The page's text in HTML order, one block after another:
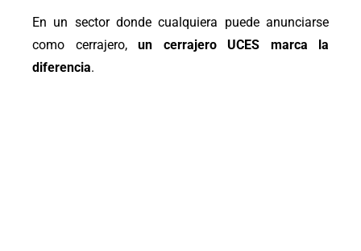
En un sector donde cualquiera puede anunciarse
como cerrajero, un cerrajero UCES marca la
diferencia.